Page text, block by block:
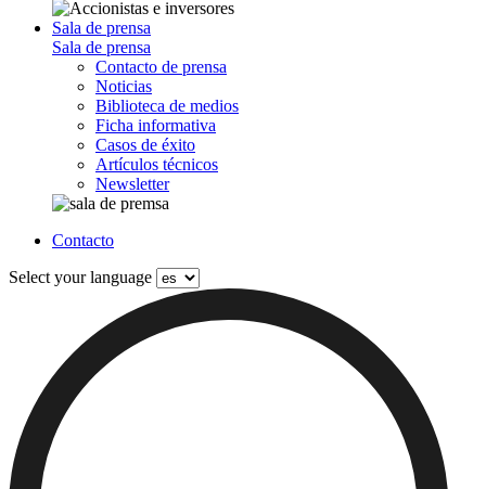
Sala de prensa
Sala de prensa
Contacto de prensa
Noticias
Biblioteca de medios
Ficha informativa
Casos de éxito
Artículos técnicos
Newsletter
Contacto
Select your language